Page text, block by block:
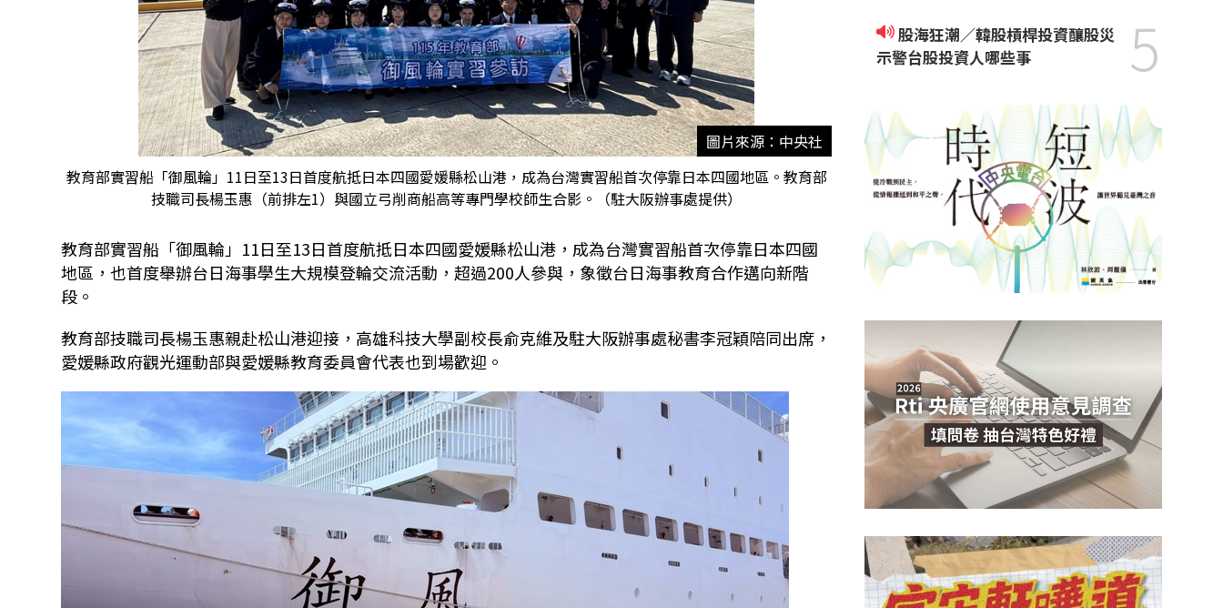
圖片來源：中央社
教育部實習船「御風輪」11日至13日首度航抵日本四國愛媛縣松山港，成為台灣實習船首次停靠日本四國地區。教育部
技職司長楊玉惠（前排左1）與國立弓削商船高等專門學校師生合影。（駐大阪辦事處提供）
教育部實習船「御風輪」11日至13日首度航抵日本四國愛媛縣松山港，成為台灣實習船首次停靠日本四國
地區，也首度舉辦台日海事學生大規模登輪交流活動，超過200人參與，象徵台日海事教育合作邁向新階
段。
教育部技職司長楊玉惠親赴松山港迎接，高雄科技大學副校長俞克維及駐大阪辦事處秘書李冠穎陪同出席，
愛媛縣政府觀光運動部與愛媛縣教育委員會代表也到場歡迎。
股海狂潮／韓股槓桿投資釀股災
示警台股投資人哪些事
5